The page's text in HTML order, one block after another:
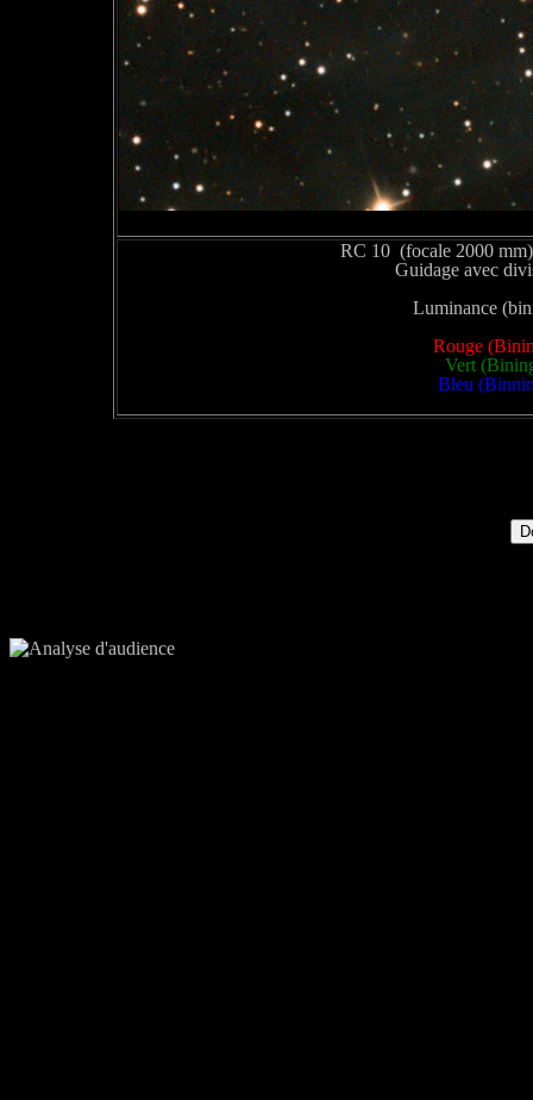
RC 10 (focale 2000
Guidage avec
Luminance
Rouge
Vert
Bleu